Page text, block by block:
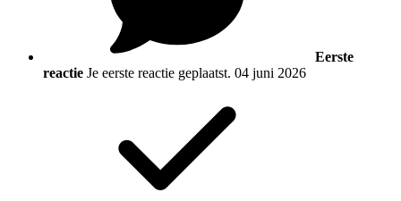
Eerste
reactie Je eerste reactie geplaatst. 04 juni 2026